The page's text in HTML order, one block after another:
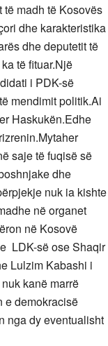
madh të Kosovës
dhe karakteristika
dhe deputetit të
të fituar.Një
i PDK-së
mendimit politik.Ai
Haskukën.Edhe
saje të fuqisë së
dhe
nuk ia kishte
në organet
në Kosovë
LDK-së ose Shaqir
Lulzim Kabashi i
kanë marrë
e demokracisë
nga dy eventualisht